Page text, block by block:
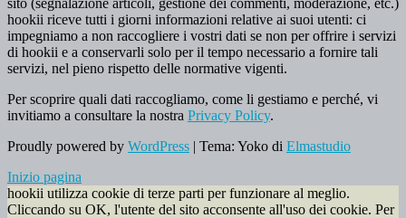
sito (segnalazione articoli, gestione dei commenti, moderazione, etc.)
hookii riceve tutti i giorni informazioni relative ai suoi utenti: ci
impegniamo a non raccogliere i vostri dati se non per offrire i servizi
di hookii e a conservarli solo per il tempo necessario a fornire tali
servizi, nel pieno rispetto delle normative vigenti.
Per scoprire quali dati raccogliamo, come li gestiamo e perché, vi
invitiamo a consultare la nostra Privacy Policy.
Proudly powered by WordPress | Tema: Yoko di Elmastudio
Inizio pagina
hookii utilizza cookie di terze parti per funzionare al meglio.
Cliccando su OK, l'utente del sito acconsente all'uso dei cookie. Per